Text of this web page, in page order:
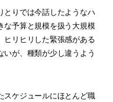
とりでは今話したようなハ
な予算と規模を扱う大規模
ヒリヒリした緊張感がある
いが、種類が少し違うよう
スケジュールにほとんど職